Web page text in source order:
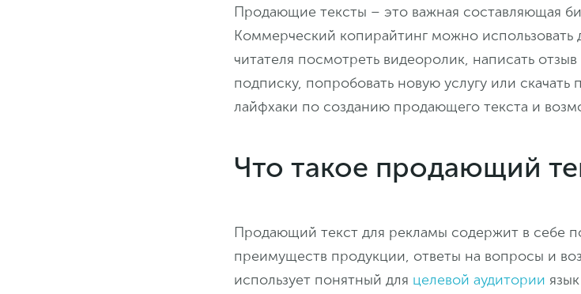
Продающие тексты – это важная составляющая
Коммерческий копирайтинг можно использовать
читателя посмотреть видеоролик, написать
подписку, попробовать новую услугу или
лайфхаки по созданию продающего текста и
Что такое продающий
Продающий текст для рекламы содержит в себе
преимуществ продукции, ответы на вопросы и
использует понятный для целевой аудитории